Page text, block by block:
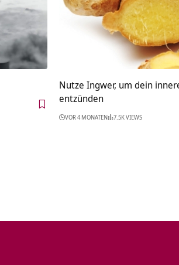
Nutze Ingwer, um dein
entzünden
VOR 4 MONATEN 7.5K VIEWS